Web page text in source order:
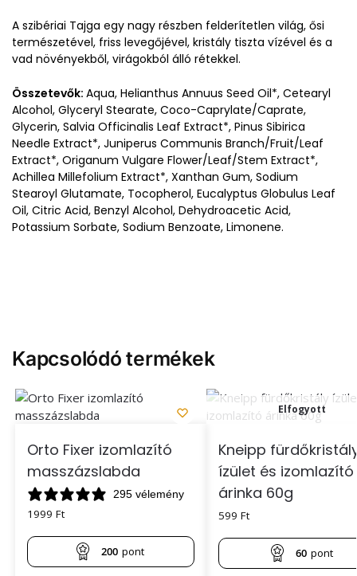
A szibériai Tajga egy nagy részben felderítetlen világ, ősi
természetével, friss levegőjével, kristály tiszta vízével és a
vad növényekből, virágokból álló rétekkel.
Összetevők: Aqua, Helianthus Annuus Seed Oil*, Cetearyl
Alcohol, Glyceryl Stearate, Coco-Caprylate/Caprate,
Glycerin, Salvia Officinalis Leaf Extract*, Pinus Sibirica
Needle Extract*, Juniperus Communis Branch/Fruit/Leaf
Extract*, Origanum Vulgare Flower/Leaf/Stem Extract*,
Achillea Millefolium Extract*, Xanthan Gum, Sodium
Stearoyl Glutamate, Tocopherol, Eucalyptus Globulus Leaf
Oil, Citric Acid, Benzyl Alcohol, Dehydroacetic Acid,
Potassium Sorbate, Sodium Benzoate, Limonene.
Kapcsolódó termékek
Orto Fixer izomlazító
masszázslabda
295 vélemény
1999 Ft
200 pont
Elfogyott
Kneipp
ízület és izomlazító
árinka 60g
599 Ft
60 pont